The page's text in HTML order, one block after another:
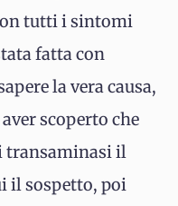
tutti i sintomi
fatta con
la vera causa,
scoperto che
transaminasi il
il sospetto, poi